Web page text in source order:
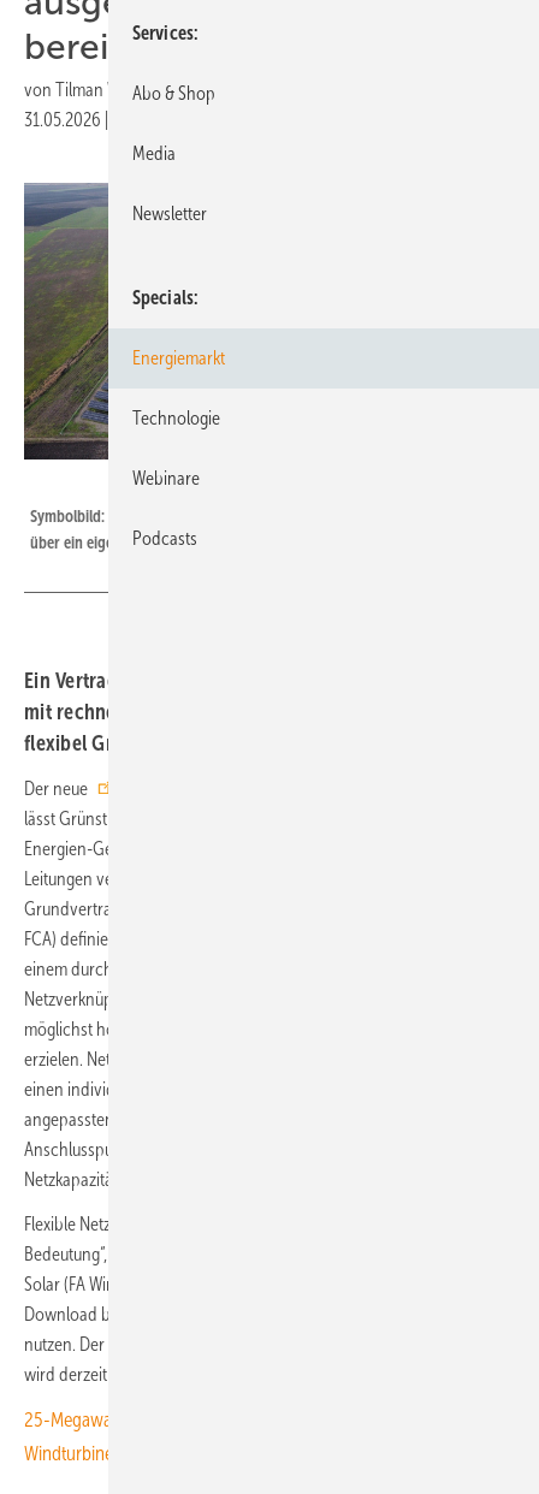
bereit
von Tilman Weber
31.05.2026
Symbolbild: Der Solarpark Gerjen leistet 51 Megawatt. Den Strom speist er
über ein eigene Umspannwerk in Netz ein.
Ein Vertrag soll Speicher, Erzeuger und Stromumwandler
mit rechnerischer Überlast an einem Einspeisepunkt
flexibel Grünstrom dosieren lassen.
Der neue
lässt Grünstromerzeuger und Netzbetreiber die im Erneuerbare-
Energien-Gesetz (EEG) 2025 zugelassene höhere Auslastung der
Leitungen vereinbaren – und sie umsetzen. Der zweiseitige
Grundvertrag für die flexiblen Anbindungsvereinbarungen (abgekürzt:
FCA) definiert nun einen genauen Modus, um die Einspeisung an
einem durch die Einspeisenennleistung überbauten
Netzverknüpfungspunkt am besten abzumixen. Dies soll eine
möglichst hohe und regelmäßige Auslastung dieses Netzanschlusses
erzielen. Netz- und Grünstromanlagenbetreiber können damit also
einen individuell an örtliche Gegebenheiten oder Betriebskonzepte
angepassten Betriebsmodus vereinbaren – für den Fall, dass an ihrem
Anschlusspunkt die Nennleistung der Grünstromanlagen die
Netzkapazität übetrifft.
Flexible Netzanschlussvereinbarungen „gewinnen zunehmend an
Bedeutung“, erklärt der gemeinnützige Verein Fachagentur Wind und
Solar (FA Wind und Solar). Er stellt die Musterverträge ab sofort zum
Download bereit, um bestehende Netzkapazitäten effizienter zu
nutzen. Der Anschluss von Wind- und Solaranlagen ans Stromnetz
wird derzeit in vielen Regionen Deutschlands zum Engpass.
25-Megawatt-Hybridkraftwerk: Photovoltaikpark speist als fünfte
Windturbine ein
Services
Abo & Shop
Media
Newsletter
Specials
Energiemarkt
Technologie
Webinare
Podcasts